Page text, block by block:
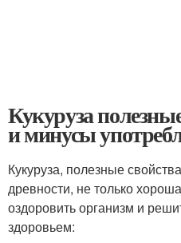
Кукуруза
и минусы
Кукуруза, полезные
древности, не только
оздоровить организм и
здоровьем: